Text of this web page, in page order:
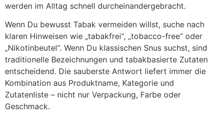
werden im Alltag schnell durcheinandergebracht.
Wenn Du bewusst Tabak vermeiden willst, suche nach
klaren Hinweisen wie „tabakfrei“, „tobacco-free“ oder
„Nikotinbeutel“. Wenn Du klassischen Snus suchst, sind
traditionelle Bezeichnungen und tabakbasierte Zutaten
entscheidend. Die sauberste Antwort liefert immer die
Kombination aus Produktname, Kategorie und
Zutatenliste – nicht nur Verpackung, Farbe oder
Geschmack.